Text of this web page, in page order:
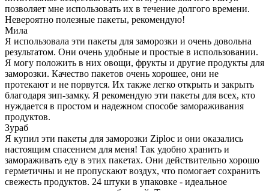
позволяет мне использовать их в течение долгого времени.
Невероятно полезные пакеты, рекомендую!
Мила
Я использовала эти пакеты для заморозки и очень довольна
результатом. Они очень удобные и простые в использовании.
Я могу положить в них овощи, фрукты и другие продукты для
заморозки. Качество пакетов очень хорошее, они не
протекают и не порвутся. Их также легко открыть и закрыть
благодаря зип-замку. Я рекомендую эти пакеты для всех, кто
нуждается в простом и надежном способе замораживания
продуктов.
Зураб
Я купил эти пакеты для заморозки Ziploc и они оказались
настоящим спасением для меня! Так удобно хранить и
замораживать еду в этих пакетах. Они действительно хорошо
герметичны и не пропускают воздух, что помогает сохранить
свежесть продуктов. 24 штуки в упаковке - идеальное